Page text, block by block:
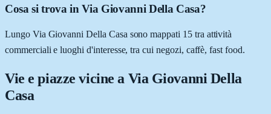
Cosa si trova in Via Giovanni Della Casa?
Lungo Via Giovanni Della Casa sono mappati 15 tra attività
commerciali e luoghi d'interesse, tra cui negozi, caffè, fast food.
Vie e piazze vicine a Via Giovanni Della
Casa